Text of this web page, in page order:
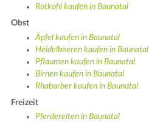
Rotkohl kaufen in Baunatal
Obst
Äpfel kaufen in Baunatal
Heidelbeeren kaufen in Baunatal
Pflaumen kaufen in Baunatal
Birnen kaufen in Baunatal
Rhabarber kaufen in Baunatal
Freizeit
Pferdereiten in Baunatal